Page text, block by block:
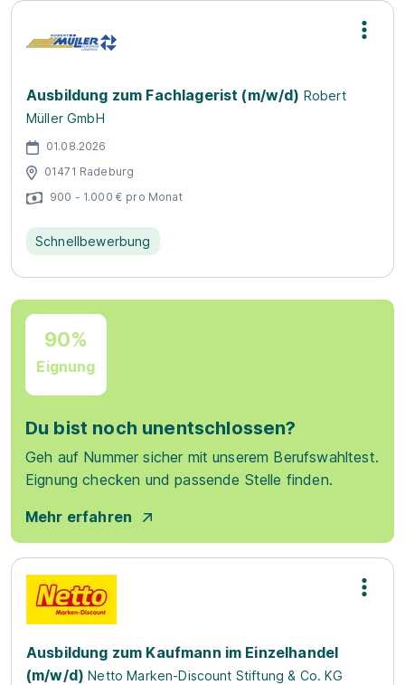
Ausbildung zum Fachlagerist (m/w/d) Robert
Müller GmbH
01.08.2026
01471 Radeburg
900 - 1.000 € pro Monat
Schnellbewerbung
90%
Eignung
Du bist noch unentschlossen?
Geh auf Nummer sicher mit unserem Berufswahltest.
Eignung checken und passende Stelle finden.
Mehr erfahren
Ausbildung zum Kaufmann im Einzelhandel
(m/w/d) Netto Marken-Discount Stiftung & Co. KG